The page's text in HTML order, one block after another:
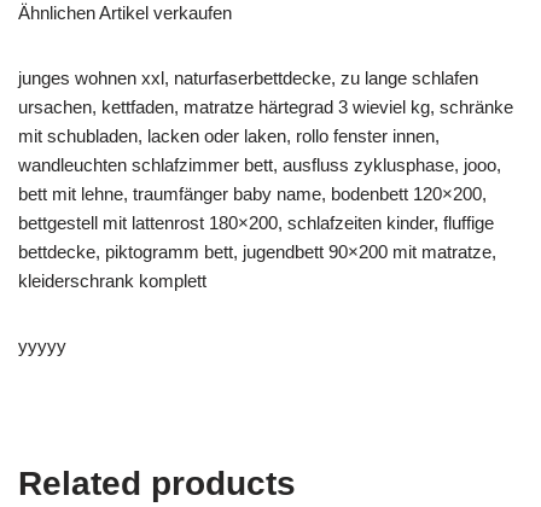
Ähnlichen Artikel verkaufen
junges wohnen xxl, naturfaserbettdecke, zu lange schlafen
ursachen, kettfaden, matratze härtegrad 3 wieviel kg, schränke
mit schubladen, lacken oder laken, rollo fenster innen,
wandleuchten schlafzimmer bett, ausfluss zyklusphase, jooo,
bett mit lehne, traumfänger baby name, bodenbett 120×200,
bettgestell mit lattenrost 180×200, schlafzeiten kinder, fluffige
bettdecke, piktogramm bett, jugendbett 90×200 mit matratze,
kleiderschrank komplett
yyyyy
Related products